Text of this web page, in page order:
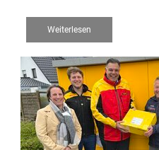
Weiterlesen